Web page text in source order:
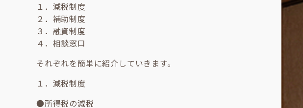
１．減税制度
２．補助制度
３．融資制度
４．相談窓口
それぞれを簡単に紹介していきます。
１．減税制度
●所得税の減税